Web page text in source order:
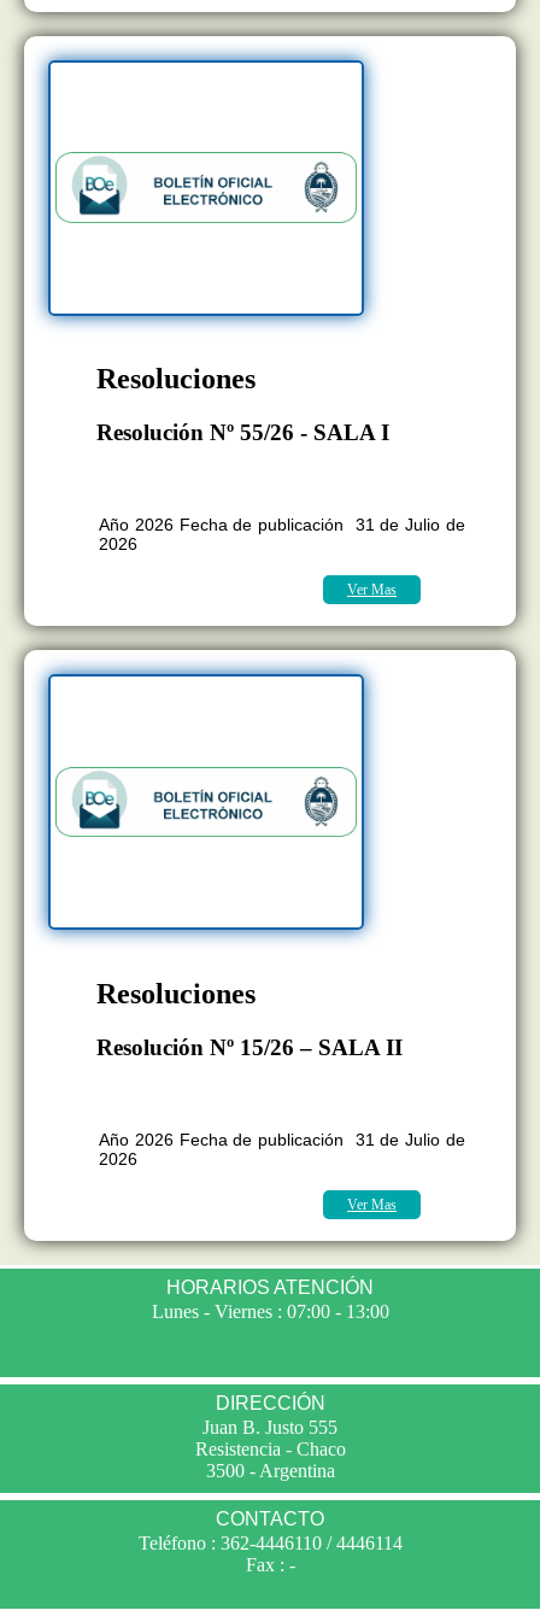
Resoluciones
Resolución Nº 55/26 - SALA I
Año 2026 Fecha de publicación 31 de Julio de
2026
Ver Mas
Resoluciones
Resolución Nº 15/26 – SALA II
Año 2026 Fecha de publicación 31 de Julio de
2026
Ver Mas
HORARIOS ATENCIÓN
Lunes - Viernes : 07:00 - 13:00
DIRECCIÓN
Juan B. Justo 555
Resistencia - Chaco
3500 - Argentina
CONTACTO
Teléfono : 362-4446110 / 4446114
Fax : -